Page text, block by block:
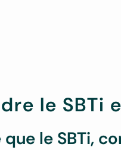
le SBTi
que le SBTi,